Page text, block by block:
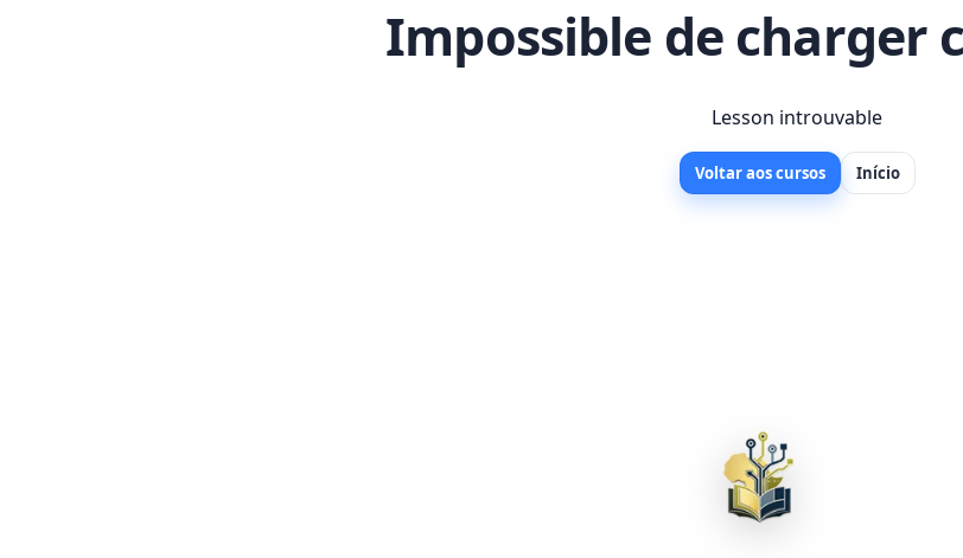
Impossible de charger
Lesson introuvable
Voltar aos cursos Início